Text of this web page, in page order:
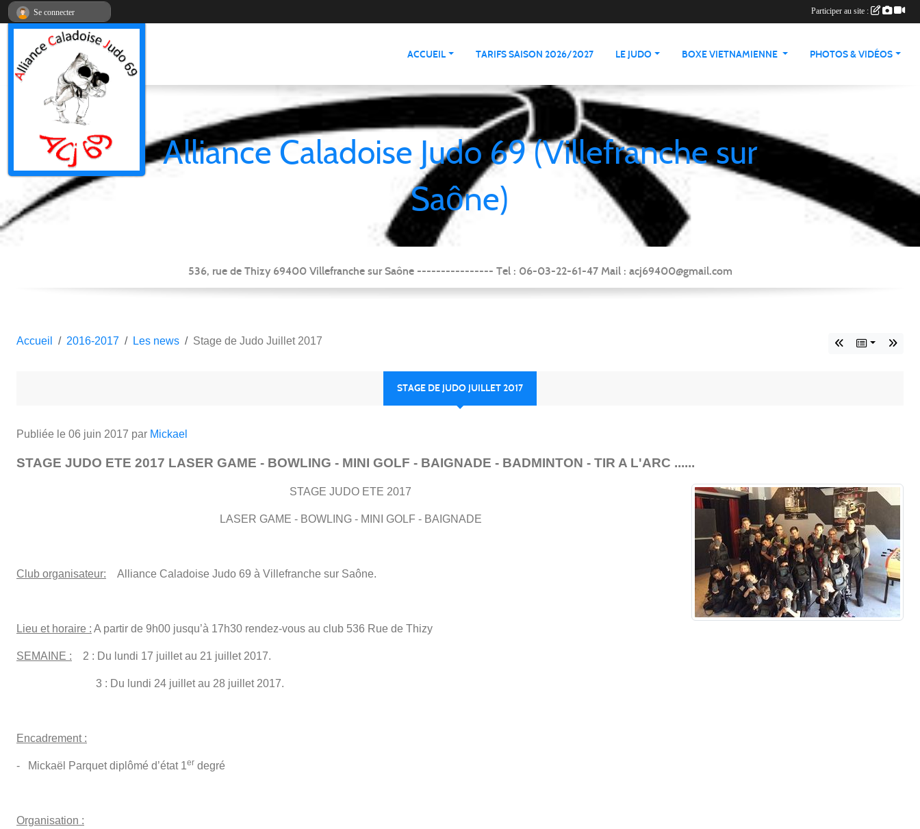
ACCUEIL TARIFS SAISON 2026/2027 LE JUDO BOXE VIETNAMIENNE PHOTOS & VIDÉOS
Alliance Caladoise Judo 69 (Villefranche sur
Saône)
536, rue de Thizy 69400 Villefranche sur Saône ---------------- Tel : 06-03-22-61-47 Mail : acj69400@gmail.com
Accueil 2016-2017 Les news Stage de Judo Juillet 2017
STAGE DE JUDO JUILLET 2017
Publiée le 06 juin 2017 par Mickael
STAGE JUDO ETE 2017 LASER GAME - BOWLING - MINI GOLF - BAIGNADE - BADMINTON - TIR A L'ARC ......
STAGE JUDO ETE 2017
LASER GAME - BOWLING - MINI GOLF - BAIGNADE
Club organisateur: Alliance Caladoise Judo 69 à Villefranche sur Saône.
Lieu et horaire : A partir de 9h00 jusqu’à 17h30 rendez-vous au club 536 Rue de Thizy
SEMAINE : 2 : Du lundi 17 juillet au 21 juillet 2017.
3 : Du lundi 24 juillet au 28 juillet 2017.
Encadrement :
- Mickaël Parquet diplômé d’état 1er degré
Organisation :
Se connecter Participer au site :
Panneau de gestion des cookies